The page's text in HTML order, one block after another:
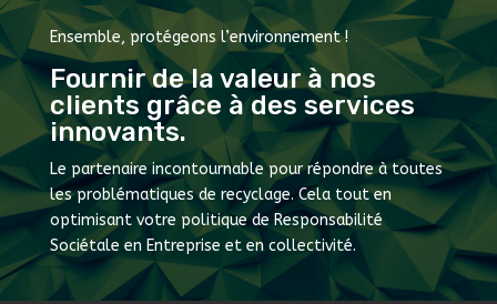
Ensemble, protégeons l’environnement !
Fournir de la valeur à nos
clients grâce à des services
innovants.
Le partenaire incontournable pour répondre à toutes
les problématiques de recyclage. Cela tout en
optimisant votre politique de Responsabilité
Sociétale en Entreprise et en collectivité.